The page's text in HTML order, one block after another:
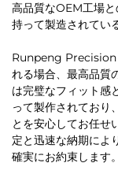
高品質なOEM工場
持って製造されてい
Runpeng Precision
れる場合、最高品質
は完璧なフィット感
って製作されており
とを安心してお任せ
定と迅速な納期によ
確実にお約束します。